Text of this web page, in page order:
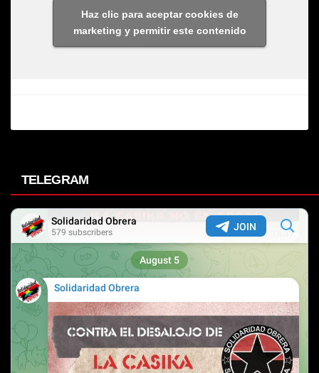
Haz clic para aceptar cookies de
marketing y permitir este contenido
TELEGRAM